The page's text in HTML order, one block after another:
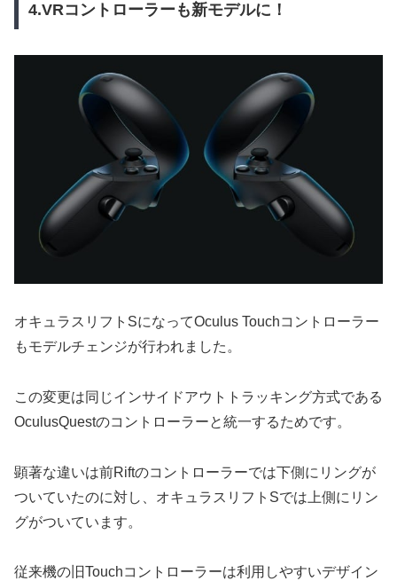
4.VRコントローラーも新モデルに！
オキュラスリフトSになってOculus Touchコントローラー
もモデルチェンジが行われました。
この変更は同じインサイドアウトトラッキング方式である
OculusQuestのコントローラーと統一するためです。
顕著な違いは前Riftのコントローラーでは下側にリングが
ついていたのに対し、オキュラスリフトSでは上側にリン
グがついています。
従来機の旧Touchコントローラーは利用しやすいデザイン